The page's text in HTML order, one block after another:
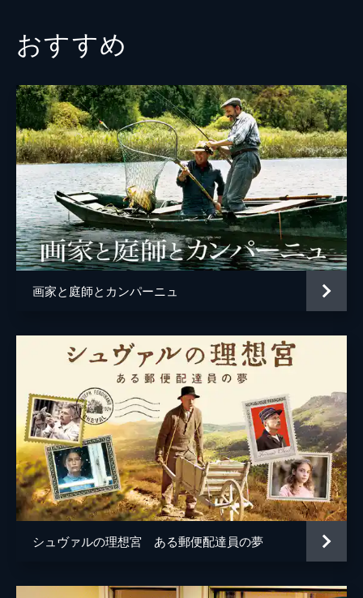
おすすめ
画家と庭師とカンパーニュ
シュヴァルの理想宮 ある郵便配達員の夢